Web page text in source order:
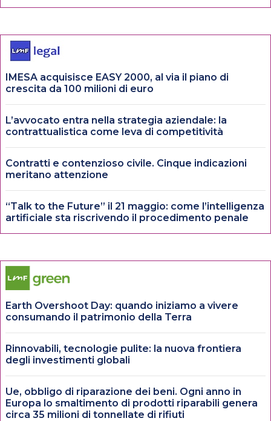
IMESA acquisisce EASY 2000, al via il piano di
crescita da 100 milioni di euro
L’avvocato entra nella strategia aziendale: la
contrattualistica come leva di competitività
Contratti e contenzioso civile. Cinque indicazioni
meritano attenzione
“Talk to the Future” il 21 maggio: come l’intelligenza
artificiale sta riscrivendo il procedimento penale
Earth Overshoot Day: quando iniziamo a vivere
consumando il patrimonio della Terra
Rinnovabili, tecnologie pulite: la nuova frontiera
degli investimenti globali
Ue, obbligo di riparazione dei beni. Ogni anno in
Europa lo smaltimento di prodotti riparabili genera
circa 35 milioni di tonnellate di rifiuti